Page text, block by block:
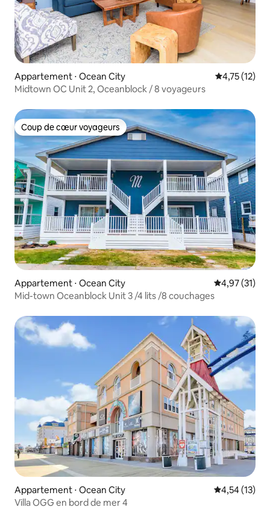
Appartement ⋅ Ocean City Évaluation
4,75 (12)
Midtown OC Unit 2, Oceanblock / 8 voyageurs
Coup de cœur voyageurs
Coup de cœur voyageurs
Appartement ⋅ Ocean City Évaluation
4,97 (31)
Mid-town Oceanblock Unit 3 /4 lits /8 couchages
Appartement ⋅ Ocean City Évaluation
4,54 (13)
Villa OGG en bord de mer 4